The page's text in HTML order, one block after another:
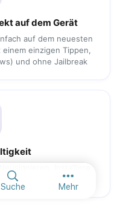
Suche Mehr
Weitere
auf dem Gerät
auf dem neuesten
einzigen Tippen,
und ohne Jailbreak
Installiere
bis zu einem Jahr